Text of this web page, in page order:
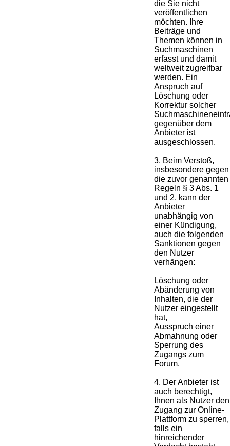
die Sie nicht
veröffentlichen
möchten. Ihre
Beiträge und
Themen können in
Suchmaschinen
erfasst und damit
weltweit zugreifbar
werden. Ein
Anspruch auf
Löschung oder
Korrektur solcher
gegenüber dem
Anbieter ist
ausgeschlossen.
3. Beim Verstoß,
insbesondere gegen
die zuvor genannten
Regeln § 3 Abs. 1
und 2, kann der
Anbieter
unabhängig von
einer Kündigung,
auch die folgenden
Sanktionen gegen
den Nutzer
verhängen:
Löschung oder
Abänderung von
Inhalten, die der
Nutzer eingestellt
hat,
Ausspruch einer
Abmahnung oder
Sperrung des
Zugangs zum
Forum.
4. Der Anbieter ist
auch berechtigt,
Ihnen als Nutzer den
Zugang zur Online-
Plattform zu sperren,
falls ein
hinreichender